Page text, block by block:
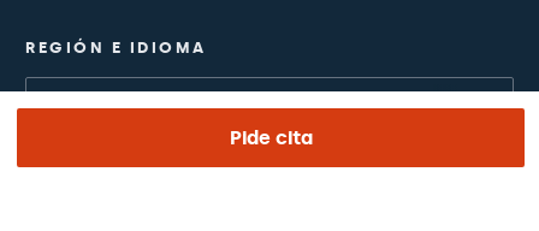
Pide cita
REGIÓN E IDIOMA